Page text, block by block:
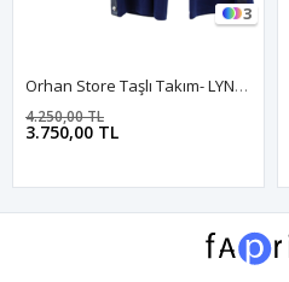
3
Orhan Store Taşlı Takım- LYN04231 Parlement
3.750,00 TL
4.250,00 TL